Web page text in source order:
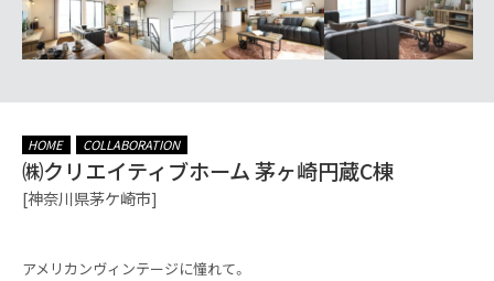
HOME COLLABORATION
㈱クリエイティブホーム 茅ヶ崎円蔵C棟
[神奈川県茅ケ崎市]
アメリカンヴィンテージに憧れて。